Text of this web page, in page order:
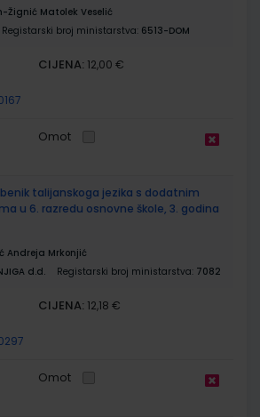
Žignić Matolek Veselić
Registarski broj ministarstva: 6513-DOM
CIJENA: 12,00 €
Omot
talijanskoga jezika s dodatnim
u 6. razredu osnovne škole, 3. godina
Andreja Mrkonjić
d.d. Registarski broj ministarstva: 7082
CIJENA: 12,18 €
Omot